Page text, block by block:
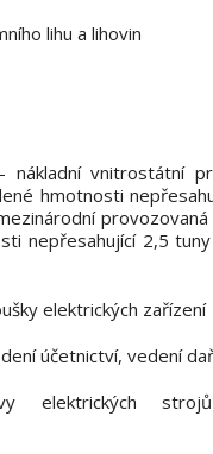
lihu a lihovin
nákladní vnitrostátní
hmotnosti
nepřesahující 2,5
elektrických zařízení
účetnictví, vedení
elektrických